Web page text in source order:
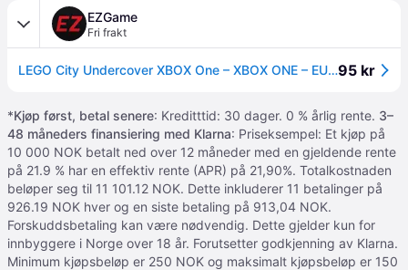
EZGame
Fri frakt
LEGO City Undercover XBOX One – XBOX ONE – EUROPE95 kr
*Kjøp først, betal senere: Kreditttid: 30 dager. 0 % årlig rente. 3–
48 måneders finansiering med Klarna: Priseksempel: Et kjøp på
10 000 NOK betalt ned over 12 måneder med en gjeldende rente
på 21.9 % har en effektiv rente (APR) på 21,90%. Totalkostnaden
beløper seg til 11 101.12 NOK. Dette inkluderer 11 betalinger på
926.19 NOK hver og en siste betaling på 913,04 NOK.
Forskuddsbetaling kan være nødvendig. Dette gjelder kun for
innbyggere i Norge over 18 år. Forutsetter godkjenning av Klarna.
Minimum kjøpsbeløp er 250 NOK og maksimalt kjøpsbeløp er 150